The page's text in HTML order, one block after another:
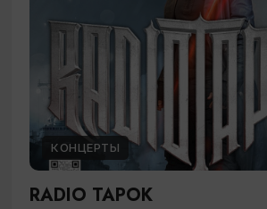
КОНЦЕРТЫ
RADIO TAPOK